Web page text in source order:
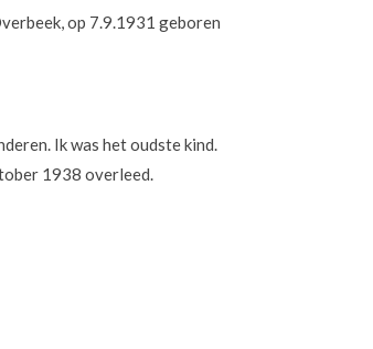
op 7.9.1931 geboren
Ik was het oudste kind.
1938 overleed.